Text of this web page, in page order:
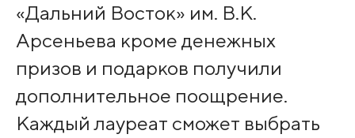
«Дальний Восток» им. В.К.
Арсеньева кроме денежных
призов и подарков получили
дополнительное поощрение.
Каждый лауреат сможет выбрать